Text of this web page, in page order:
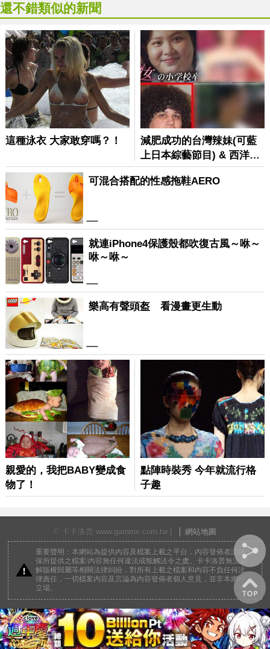
還不錯類似的新聞
© 卡卡洛普 www.gamme.com.tw | 網站地圖
重要聲明：本網站為提供內容及檔案上載之平台，內容發佈者請確
保所提供之檔案/內容無任何違法或牴觸法令之虞。卡卡洛普無法調
解版權歸屬等相關法律糾紛，對所有上載之檔案和內容不負任何法
律責任，一切檔案內容及言論為內容發佈者個人意見，並非本網站
立場。